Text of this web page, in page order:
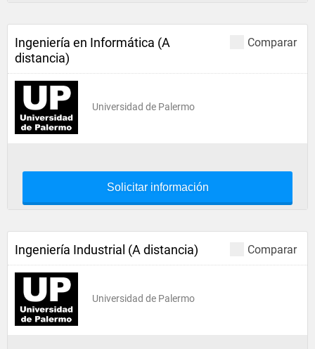
Comparar
Ingeniería en Informática (A
distancia)
Universidad de Palermo
Solicitar información
Comparar
Ingeniería Industrial (A distancia)
Universidad de Palermo